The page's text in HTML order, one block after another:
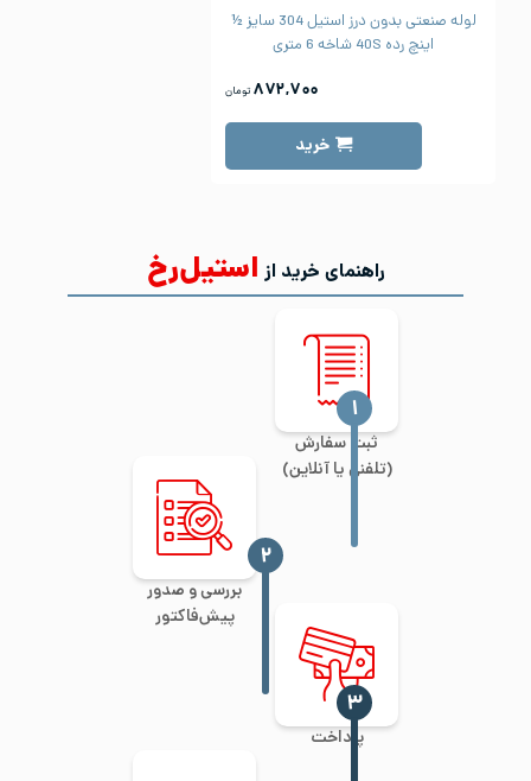
لوله صنعتی بدون درز استیل 304 سایز ½
اینچ رده 40S شاخه 6 متری
۸۷۲,۷۰۰ تومان
خرید
راهنمای خرید از استیل‌رخ
ثبت سفارش
(تلفنی یا آنلاین)
‍۱
بررسی و صدور
پیش‌فاکتور
‍۲
پرداخت
‍۳